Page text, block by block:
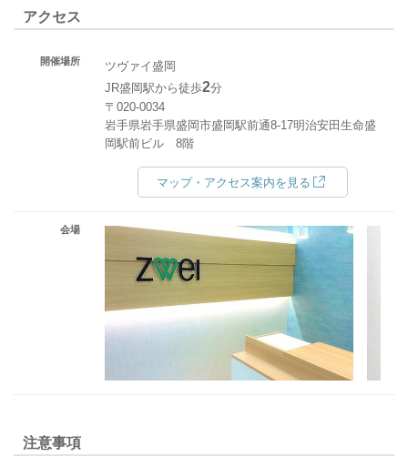
アクセス
開催場所
ツヴァイ盛岡
JR盛岡駅から徒歩2分
〒020-0034
岩手県岩手県盛岡市盛岡駅前通8-17明治安田生命盛
岡駅前ビル 8階
マップ・アクセス案内を見る
会場
注意事項